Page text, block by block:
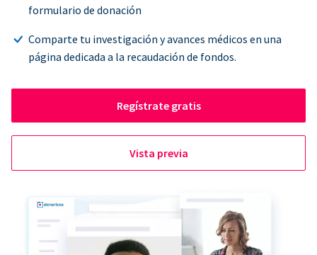
formulario de donación
Comparte tu investigación y avances médicos en una
página dedicada a la recaudación de fondos.
Regístrate gratis
Vista previa